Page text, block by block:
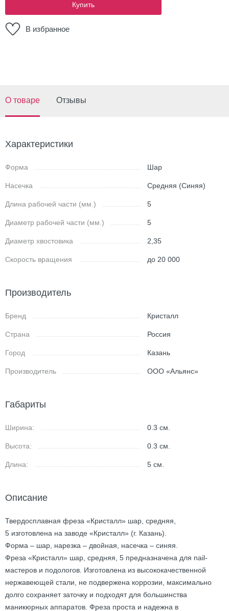
Купить
В избранное
О товаре Отзывы
Характеристики
Форма Шар
Насечка Средняя (Синяя)
Длина рабочей части (мм.) 5
Диаметр рабочей части (мм.) 5
Диаметр хвостовика 2,35
Скорость вращения до 20 000
Производитель
Бренд Кристалл
Страна Россия
Город Казань
Производитель ООО «Альянс»
Габариты
Ширина: 0.3см.
Высота: 0.3см.
Длина: 5см.
Описание
Твердосплавная фреза «Кристалл» шар, средняя,
5 изготовлена на заводе «Кристалл» (г. Казань).
Форма – шар, нарезка – двойная, насечка – синяя.
Фреза «Кристалл» шар, средняя, 5 предназначена для nail-
мастеров и подологов. Изготовлена из высококачественной
нержавеющей стали, не подвержена коррозии, максимально
долго сохраняет заточку и подходят для большинства
маникюрных аппаратов. Фреза проста и надежна в